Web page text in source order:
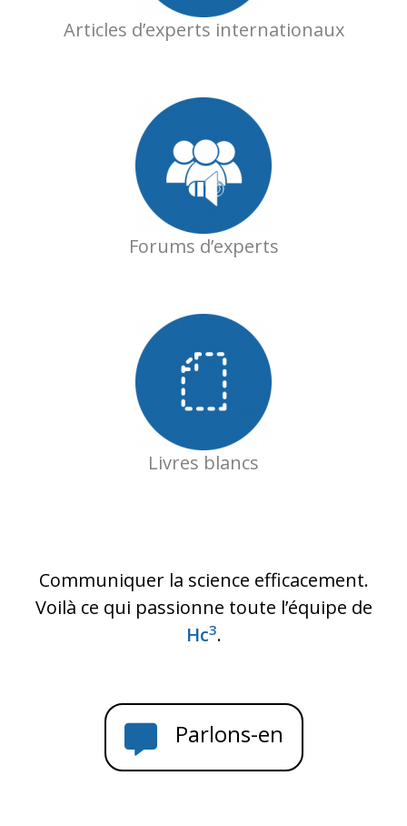
Articles d’experts internationaux
Forums d’experts
Livres blancs
Communiquer la science efficacement.
Voilà ce qui passionne toute l’équipe de
Hc3.
Parlons-en